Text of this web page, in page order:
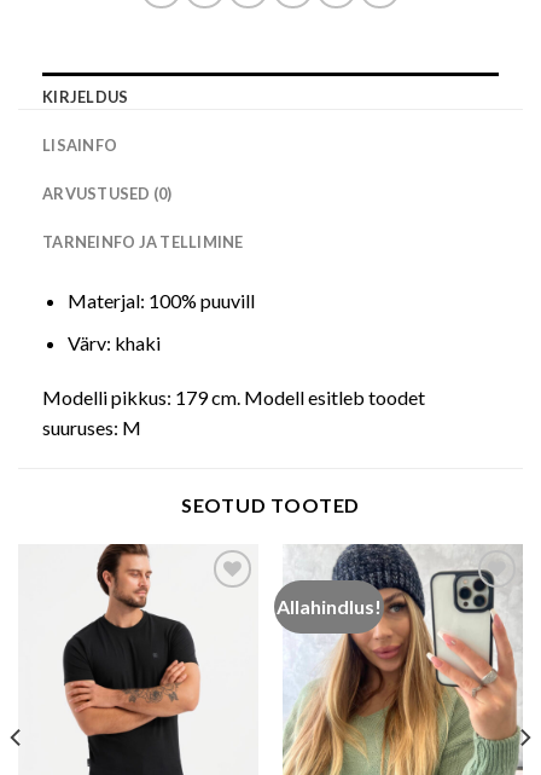
KIRJELDUS
LISAINFO
ARVUSTUSED (0)
TARNEINFO JA TELLIMINE
Materjal: 100% puuvill
Värv: khaki
Modelli pikkus: 179 cm. Modell esitleb toodet
suuruses: M
SEOTUD TOOTED
Add to wishlist
Allahindlus!
Add to wishlist